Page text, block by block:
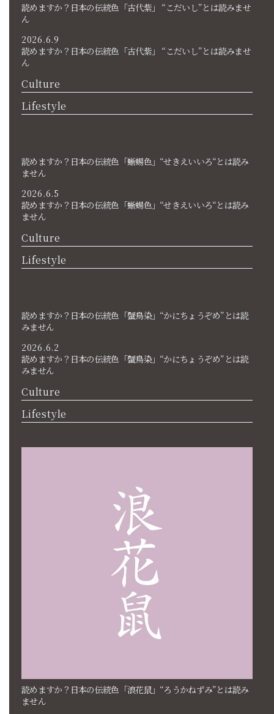
読めますか？日本の伝統色「古代紫」 “こだいし”とは読みませ
ん
2026.6.9
読めますか？日本の伝統色「古代紫」 “こだいし”とは読みませ
ん
Culture
Lifestyle
読めますか？日本の伝統色「蜥蜴色」“せきえいいろ“とは読み
ません
2026.6.5
読めますか？日本の伝統色「蜥蜴色」“せきえいいろ“とは読み
ません
Culture
Lifestyle
読めますか？日本の伝統色「蟹鳥染」“かにちょうぞめ”とは読
みません
2026.6.2
読めますか？日本の伝統色「蟹鳥染」“かにちょうぞめ”とは読
みません
Culture
Lifestyle
読めますか？日本の伝統色「浪花鼠」“ろうかねずみ”とは読み
ません